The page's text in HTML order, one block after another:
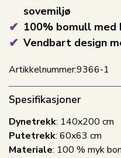
sovemiljø
100% bomull
Vendbart design
Artikkelnummer:9366-1
Spesifikasjoner
Dynetrekk: 140x200 cm
Putetrekk: 60x63 cm
Materiale: 100 % myk